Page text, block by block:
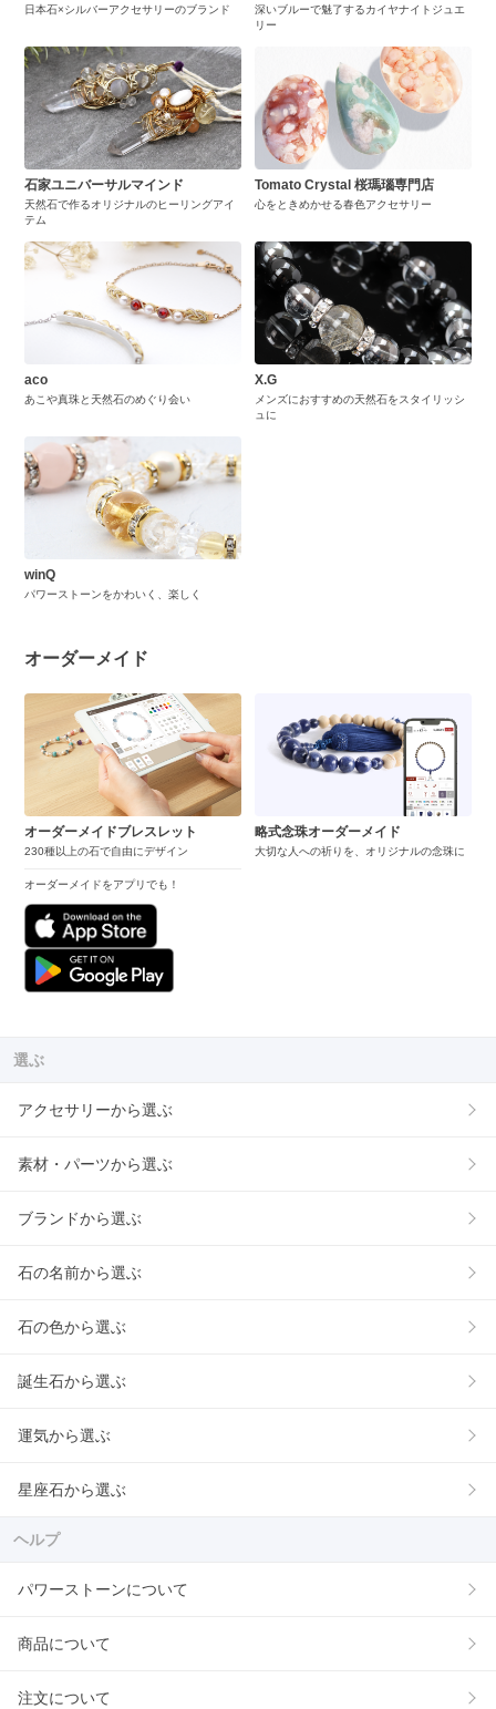
日本石×シルバーアクセサリーのブランド
深いブルーで魅了するカイヤナイトジュエ
リー
石家ユニバーサルマインド
天然石で作るオリジナルのヒーリングアイ
テム
Tomato Crystal 桜瑪瑙専門店
心をときめかせる春色アクセサリー
aco
あこや真珠と天然石のめぐり会い
X.G
メンズにおすすめの天然石をスタイリッシ
ュに
winQ
パワーストーンをかわいく、楽しく
オーダーメイド
オーダーメイドブレスレット
230種以上の石で自由にデザイン
オーダーメイドをアプリでも！
略式念珠オーダーメイド
大切な人への祈りを、オリジナルの念珠に
選ぶ
アクセサリーから選ぶ
素材・パーツから選ぶ
ブランドから選ぶ
石の名前から選ぶ
石の色から選ぶ
誕生石から選ぶ
運気から選ぶ
星座石から選ぶ
ヘルプ
パワーストーンについて
商品について
注文について